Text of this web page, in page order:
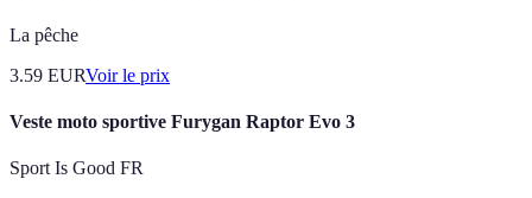
La pêche
3.59 EURVoir le prix
Veste moto sportive Furygan Raptor Evo 3
Sport Is Good FR